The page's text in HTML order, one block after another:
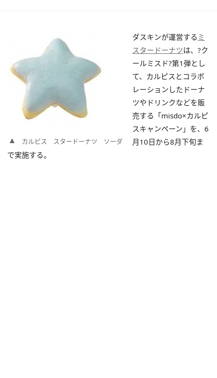
カルピス スタードーナツ ソーダ
ダスキンが運営する ミ
スタードーナツは、?ク
ールミスド?第1弾とし
て、カルピスとコラボ
レーションしたドーナ
ツやドリンクなどを販
売する「misdo×カルピ
スキャンペーン」を、6
月10日から8月下旬ま
で実施する。